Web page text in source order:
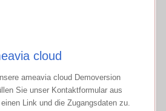
cloud
ameavia cloud Demoversion
Sie unser Kontaktformular aus
Link und die Zugangsdaten zu.